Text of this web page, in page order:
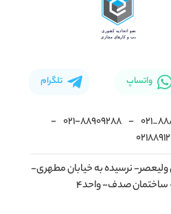
واتساپ تلگرام
- ۰۲۱-۸۸۹۰۹۲۸۸ -
ولیعصر- نرسیده به خیابان مطهری-